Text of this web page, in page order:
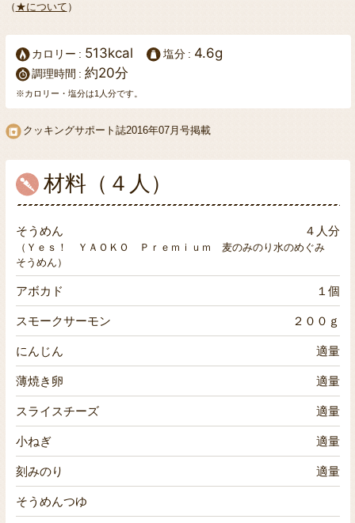
（ ★について ）
カロリー 513kcal 塩分 4.6g
調理時間 約20分
※カロリー・塩分は1人分です。
クッキングサポート誌2016年07月号掲載
材料（４人）
そうめん ４人分
（Ｙｅｓ！ ＹＡＯＫＯ Ｐｒｅｍｉｕｍ 麦のみのり水のめぐみ
そうめん）
アボカド １個
スモークサーモン ２００ｇ
にんじん 適量
薄焼き卵 適量
スライスチーズ 適量
小ねぎ 適量
刻みのり 適量
そうめんつゆ